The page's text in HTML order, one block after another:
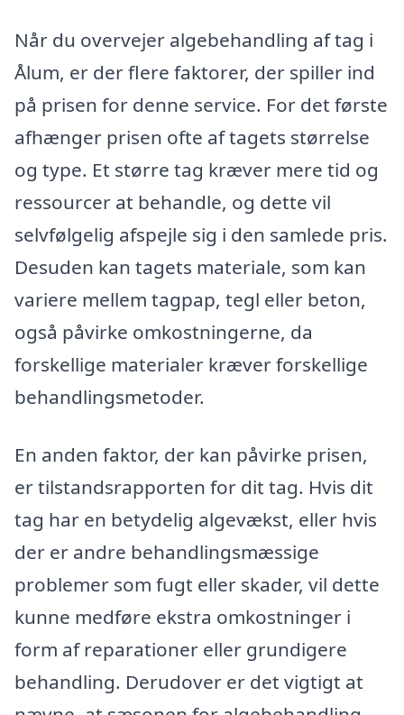
Når du overvejer algebehandling af tag i
Ålum, er der flere faktorer, der spiller ind
på prisen for denne service. For det første
afhænger prisen ofte af tagets størrelse
og type. Et større tag kræver mere tid og
ressourcer at behandle, og dette vil
selvfølgelig afspejle sig i den samlede pris.
Desuden kan tagets materiale, som kan
variere mellem tagpap, tegl eller beton,
også påvirke omkostningerne, da
forskellige materialer kræver forskellige
behandlingsmetoder.
En anden faktor, der kan påvirke prisen,
er tilstandsrapporten for dit tag. Hvis dit
tag har en betydelig algevækst, eller hvis
der er andre behandlingsmæssige
problemer som fugt eller skader, vil dette
kunne medføre ekstra omkostninger i
form af reparationer eller grundigere
behandling. Derudover er det vigtigt at